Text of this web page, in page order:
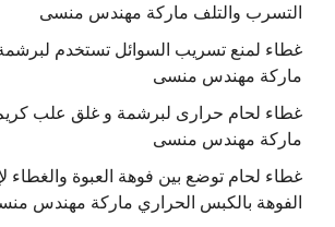
التسرب والتلف ماركة مهندس منسى
غطاء لمنع تسريب السوائل تستخدم
ماركة مهندس منسى
غطاء لحام حرارى لبرشمة و غلق علب
ماركة مهندس منسى
غطاء لحام توضع بين فوهة العبوة والغطاء
الفوهة بالكبس الحراري ماركة مهندس